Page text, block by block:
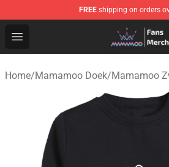
FREE shipping on orders
Open menu
Mamamoo Store - Official
Home/Mamamoo Doek/Mamamoo